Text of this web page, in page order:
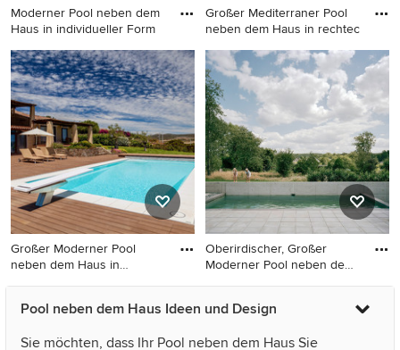
Moderner Pool neben dem
Haus in individueller Form
Moderner Pool neben dem
Haus in individueller Form
mit Betonplatten in Mailand
Großer Mediterraner Pool
neben dem Haus in rechtec
Großer Mediterraner Pool
neben dem Haus in
rechteckiger Form mit
Natursteinplatten in Frankfurt
am Main
Großer Moderner Pool
neben dem Haus in
Großer Moderner Pool neben
dem Haus in rechteckiger
Oberirdischer, Großer
Moderner Pool neben dem
Oberirdischer, Großer
Moderner Pool neben dem
Pool neben dem Haus Ideen und Design
Sie möchten, dass Ihr Pool neben dem Haus Sie